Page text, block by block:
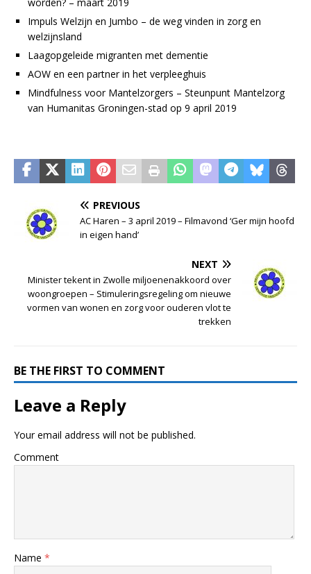
Impuls Welzijn en Jumbo – de weg vinden in zorg en
welzijnsland
Laagopgeleide migranten met dementie
AOW en een partner in het verpleeghuis
Mindfulness voor Mantelzorgers – Steunpunt Mantelzorg
van Humanitas Groningen-stad op 9 april 2019
PREVIOUS
AC Haren – 3 april 2019 – Filmavond ‘Ger mijn hoofd
in eigen hand’
NEXT
Minister tekent in Zwolle miljoenenakkoord over
woongroepen – Stimuleringsregeling om nieuwe
vormen van wonen en zorg voor ouderen vlot te
trekken
BE THE FIRST TO COMMENT
Leave a Reply
Your email address will not be published.
Comment
Name *